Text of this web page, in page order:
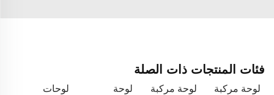
فئات المنتجات ذات الصلة
لوحة مركبة
لوحة مركبة
لوحة
لوحات